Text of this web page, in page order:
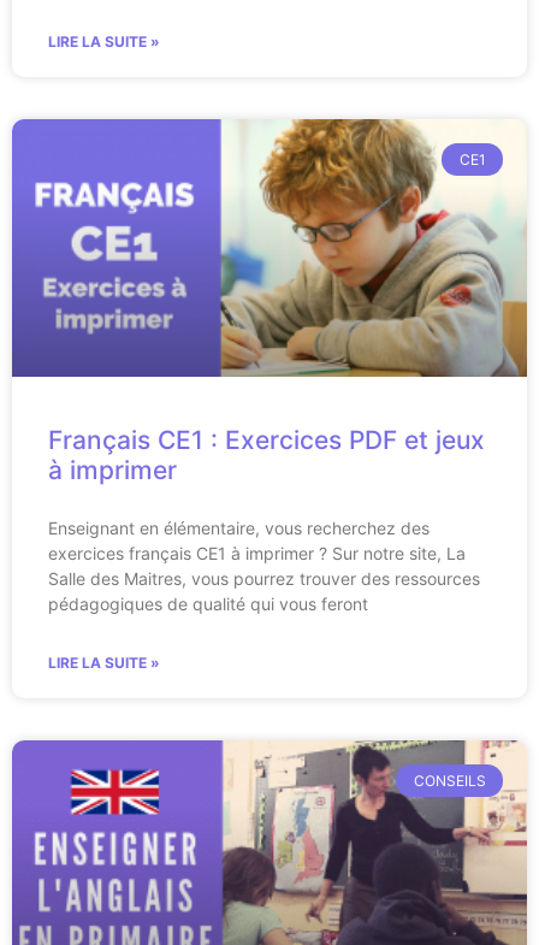
LIRE LA SUITE »
CE1
Français CE1 : Exercices PDF et jeux
à imprimer
Enseignant en élémentaire, vous recherchez des
exercices français CE1 à imprimer ? Sur notre site, La
Salle des Maitres, vous pourrez trouver des ressources
pédagogiques de qualité qui vous feront
LIRE LA SUITE »
CONSEILS